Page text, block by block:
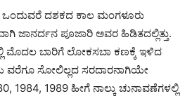
ಒಂದುವರೆ ದಶಕದ ಕಾಲ ಮಂಗಳೂರು
ಜಾನರ್ದನ ಪೂಜಾರಿ ಅವರ ಹಿಡಿತದಲ್ಲಿತ್ತು.
ಮೊದಲ ಬಾರಿಗೆ ಲೋಕಸಬಾ ಕಣಕ್ಕೆ ಇಳಿದ
ವರೆಗೂ ಸೋಲಿಲ್ಲದ ಸರದಾರನಾಗಿಯೇ
1984, 1989 ಹೀಗೆ ನಾಲ್ಕು ಚುನಾವಣೆಗಳಲ್ಲಿ